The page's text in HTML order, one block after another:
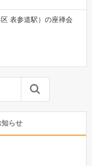
表参道駅）の座禅会
らせ